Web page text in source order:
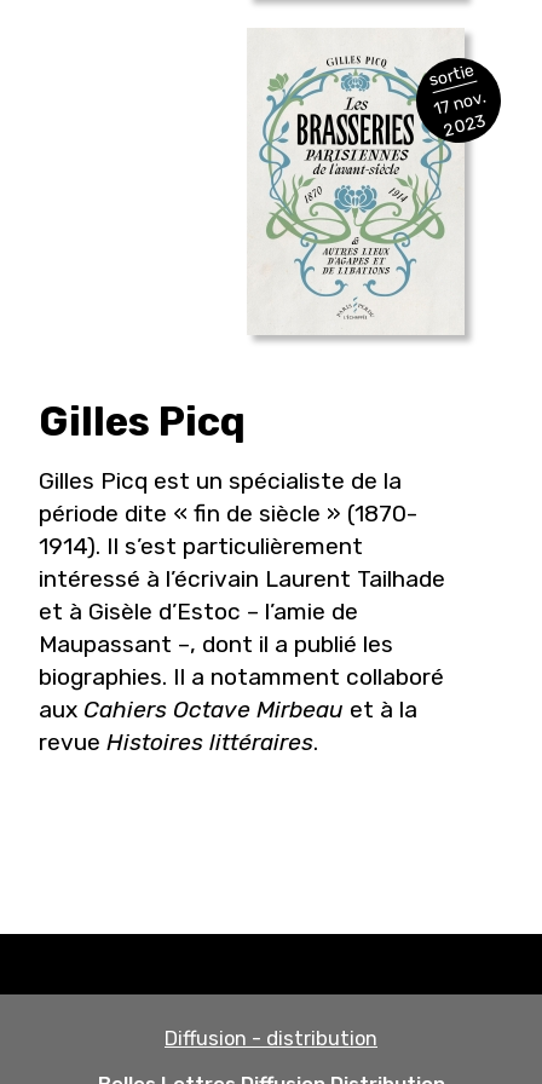
sortie
17 nov.
2023
Gilles Picq
Gilles Picq est un spécialiste de la
période dite « fin de siècle » (1870-
1914). Il s’est particulièrement
intéressé à l’écrivain Laurent Tailhade
et à Gisèle d’Estoc – l’amie de
Maupassant –, dont il a publié les
biographies. Il a notamment collaboré
aux Cahiers Octave Mirbeau et à la
revue Histoires littéraires.
Diffusion - distribution